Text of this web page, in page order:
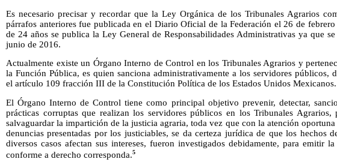
Es necesario precisar y recordar que la Ley Orgánica de los Tribunales Agrarios
párrafos anteriores fue publicada en el Diario Oficial de la Federación el 26 de
de 24 años se publica la Ley General de Responsabilidades Administrativas ya que
junio de 2016.
Actualmente existe un Órgano Interno de Control en los Tribunales Agrarios y
la Función Pública, es quien sanciona administrativamente a los servidores públicos,
el artículo 109 fracción III de la Constitución Política de los Estados Unidos Mexicanos.
El Órgano Interno de Control tiene como principal objetivo prevenir, detectar,
prácticas corruptas que realizan los servidores públicos en los Tribunales
salvaguardar la impartición de la justicia agraria, toda vez que con la atención
denuncias presentadas por los justiciables, se da certeza jurídica de que los hechos
diversos casos afectan sus intereses, fueron investigados debidamente, para emitir
conforme a derecho corresponda.5